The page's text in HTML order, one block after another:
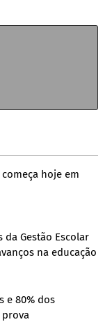
começa hoje em
da Gestão Escolar
na educação
e 80% dos
prova